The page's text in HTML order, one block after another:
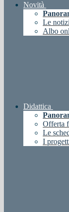
Novità
Le
Albo
Didattica
Offerta
Le
I